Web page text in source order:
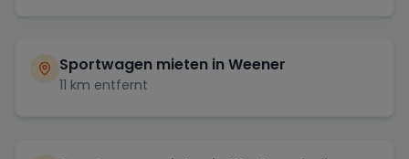
Sportwagen mieten inWeener
11 km entfernt